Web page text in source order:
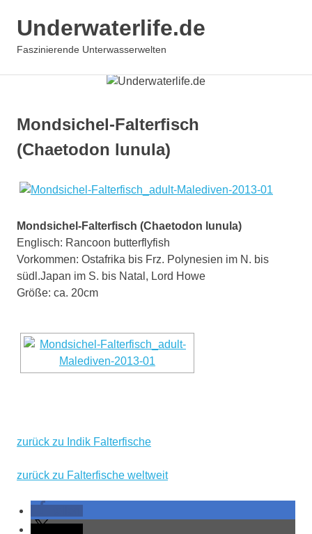
Underwaterlife.de
Faszinierende Unterwasserwelten
Mondsichel-Falterfisch
(Chaetodon lunula)
Mondsichel-Falterfisch (Chaetodon lunula)
Englisch: Rancoon butterflyfish
Vorkommen: Ostafrika bis Frz. Polynesien im N. bis
südl.Japan im S. bis Natal, Lord Howe
Größe: ca. 20cm
zurück zu Indik Falterfische
zurück zu Falterfische weltweit